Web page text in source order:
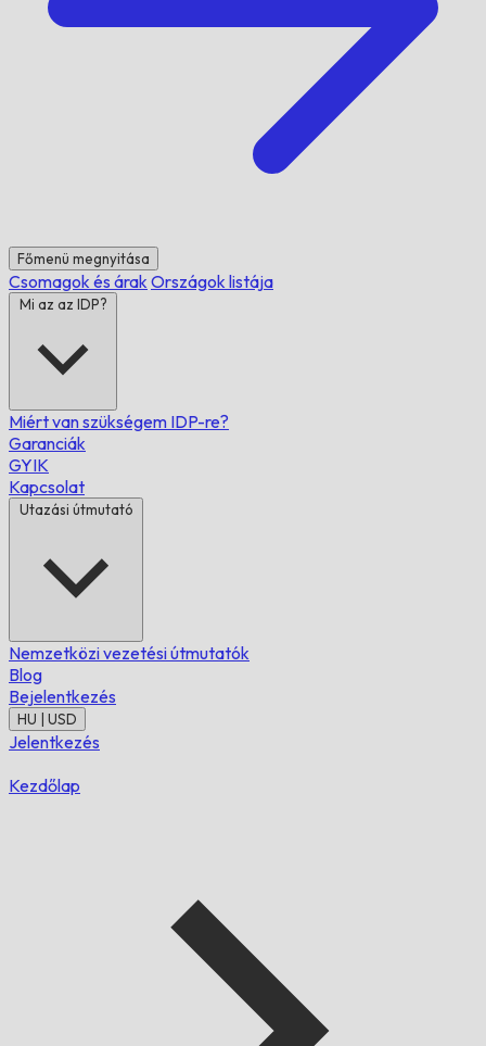
Főmenü megnyitása
Csomagok és árak Országok listája
Mi az az IDP?
Miért van szükségem IDP-re?
Garanciák
GYIK
Kapcsolat
Utazási útmutató
Nemzetközi vezetési útmutatók
Blog
Bejelentkezés
HU | USD
Jelentkezés
Kezdőlap